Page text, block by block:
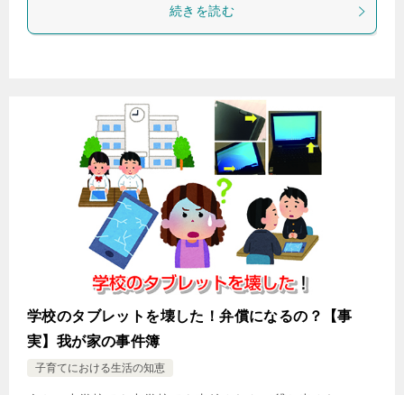
続きを読む
学校のタブレットを壊した！弁償になるの？【事
実】我が家の事件簿
子育てにおける生活の知恵